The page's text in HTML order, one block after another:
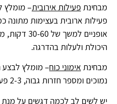
מבחינת פעילות אירובית
פעילות ארובית בעצימות מתונה
אופניים
היכולת ולעלות בהדרגה.
מבחינת אימוני כוח– מומלץ לבצע
נמוכים ומספר חזרות גבוה, 2-3 פעמים בשבוע.
יש לשים לב לכמה דגשים על מנת